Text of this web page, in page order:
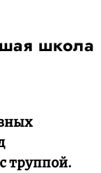
школа
труппой.